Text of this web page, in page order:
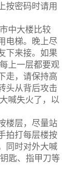
按密码时请用
中大楼比较
电梯。晚上尽
下来接。如果
上一层都要观
走，请保持高
头从背后攻击
喊失火了，以
楼层，尽量站
拍打每层楼按
同时对外大喊
匙、指甲刀等